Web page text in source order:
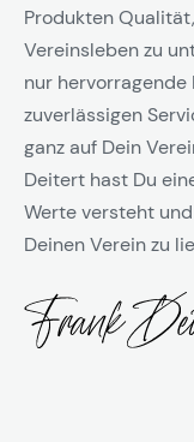
Produkten
Vereinsleben zu
nur hervorragende
zuverlässigen
ganz auf Dein
Deitert hast Du
Werte versteht
Deinen Verein zu